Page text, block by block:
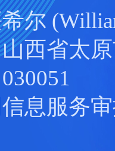
尔
西省太原
息服务